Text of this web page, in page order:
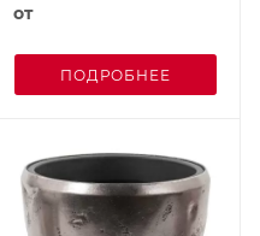
от
ПОДРОБНЕЕ